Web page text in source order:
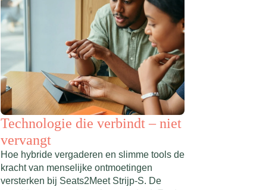
Technologie die verbindt – niet
vervangt
Hoe hybride vergaderen en slimme tools de
kracht van menselijke ontmoetingen
versterken bij Seats2Meet Strijp-S. De